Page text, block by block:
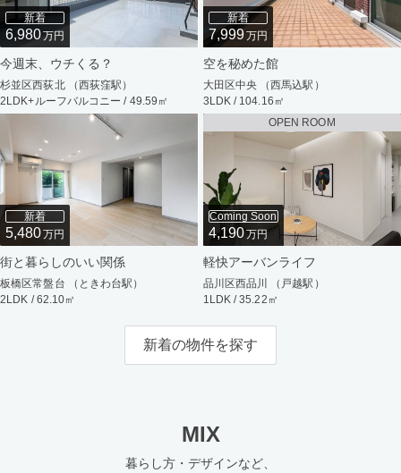
新着
6,980万円
今週末、ウチくる？
杉並区西荻北 （西荻窪駅）
2LDK+ルーフバルコニー / 49.59㎡
新着
7,999万円
空を秘めた館
大田区中央 （西馬込駅）
3LDK / 104.16㎡
新着
5,480万円
街と暮らしのいい関係
板橋区常盤台 （ときわ台駅）
2LDK / 62.10㎡
OPEN ROOM
Coming Soon
4,190万円
軽快アーバンライフ
品川区西品川 （戸越駅）
1LDK / 35.22㎡
新着の物件を探す
MIX
暮らし方・デザインなど、